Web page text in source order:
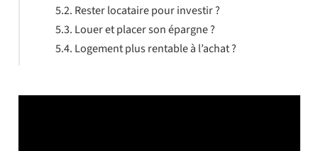
Rester locataire pour investir ?
Louer et placer son épargne ?
Logement plus rentable à l’achat ?